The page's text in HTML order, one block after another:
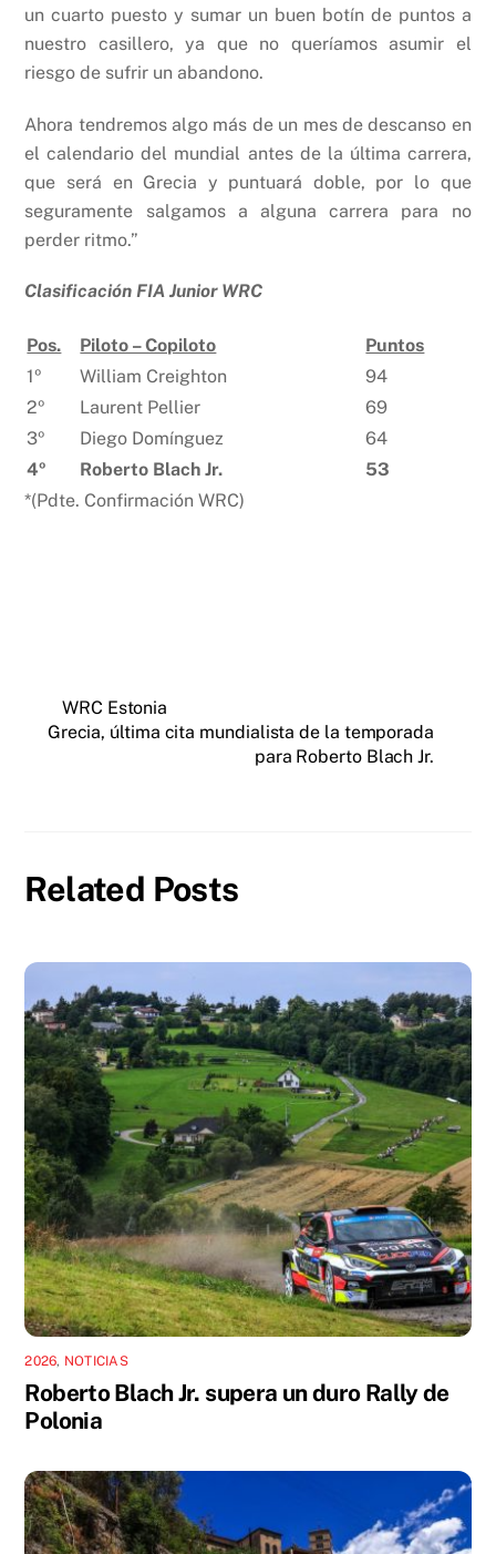
un cuarto puesto y sumar un buen botín de puntos a
nuestro casillero, ya que no queríamos asumir el
riesgo de sufrir un abandono.
Ahora tendremos algo más de un mes de descanso en
el calendario del mundial antes de la última carrera,
que será en Grecia y puntuará doble, por lo que
seguramente salgamos a alguna carrera para no
perder ritmo.”
Clasificación FIA Junior WRC
Pos. Piloto – Copiloto
Puntos
1º
William Creighton
94
2º
Laurent Pellier
69
3º
Diego Domínguez
64
4º
Roberto Blach Jr.
53
*(Pdte. Confirmación WRC)
WRC Estonia
Grecia, última cita mundialista de la temporada
para Roberto Blach Jr.
Related Posts
2026, NOTICIAS
Roberto Blach Jr. supera un duro Rally de
Polonia